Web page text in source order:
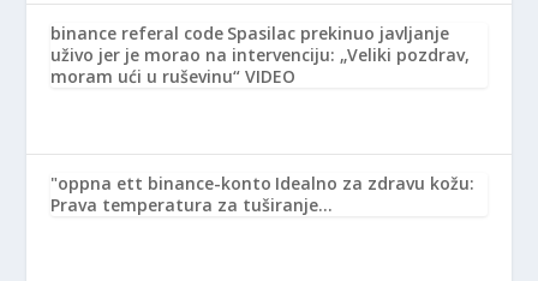
binance referal code Spasilac prekinuo javljanje
uživo jer je morao na intervenciju: „Veliki pozdrav,
moram ući u ruševinu“ VIDEO
"oppna ett binance-konto Idealno za zdravu kožu:
Prava temperatura za tuširanje…